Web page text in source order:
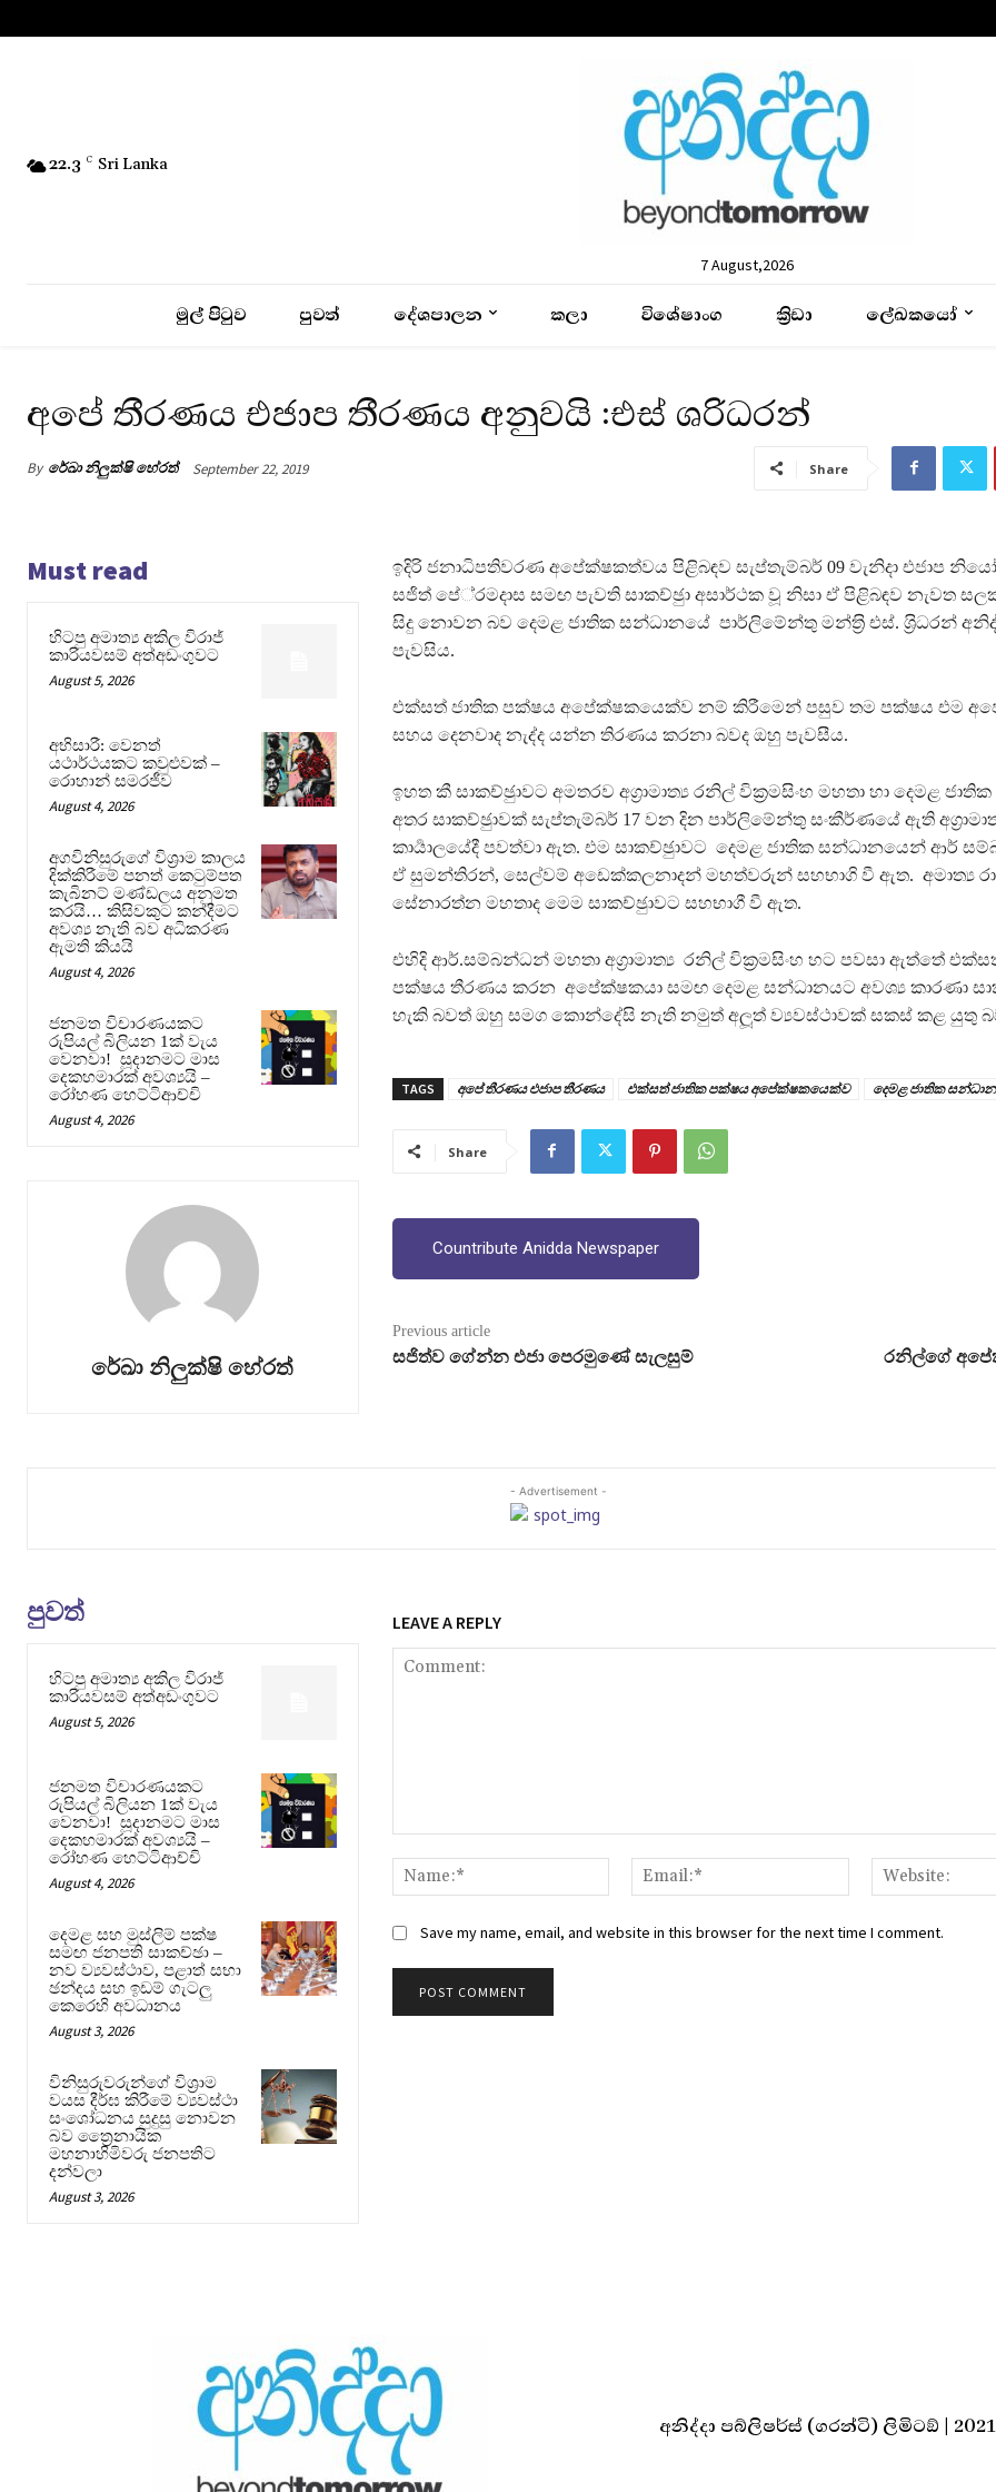
22.3 C Sri Lanka
7 August,2026
මුල් පිටුව පුවත් දේශපාලන කලා විශේෂාංග ක්‍රිඩා ලේඛකයෝ
අපේ තීරණය එජාප තීරණය අනුවයි :එස් ශ‍්‍රිධරන්
By රේඛා නිලුක්ෂි හේරත් September 22, 2019 Share
Must read
හිටපු අමාත්‍ය අකිල විරාජ්
කාරියවසම් අත්අඩංගුවට
August 5, 2026
අභිසාරී: වෙනත්
යථාර්ථයකට කවුළුවක් –
රොහාන් සමරජීව
August 4, 2026
අගවිනිසුරුගේ විශ්‍රාම කාලය
දික්කිරීමේ පනත් කෙටුම්පත
කැබිනට් මණ්ඩලය අනුමත
කරයි… කිසිවකුට කන්දීමට
අවශ්‍ය නැති බව අධිකරණ
ඇමති කියයි
August 4, 2026
ජනමත විචාරණයකට
රුපියල් බිලියන 1ක් වැය
වෙනවා! සූදානමට මාස
දෙකහමාරක් අවශ්‍යයි –
රෝහණ හෙට්ටිආච්චි
August 4, 2026
රේඛා නිලුක්ෂි හේරත්
ඉදිරි ජනාධිපතිවරණ අපේක්ෂකත්වය පිළිබඳව සැප්තැම්බර් 09 වැනිදා එජාප
සජිත් පේ‍්‍රමදාස සමඟ පැවති සාකච්ඡුා අසාර්ථක වූ නිසා ඒ පිළිබඳව නැවත
සිදු නොවන බව දෙමළ ජාතික සන්ධානයේ පාර්ලිමේන්තු මන්ත‍්‍රි එස්. ශ‍්‍රිධරන්
පැවසිය.
එක්සත් ජාතික පක්ෂය අපේක්ෂකයෙක්ව නම් කිරීමෙන් පසුව තම පක්ෂය එම
සහය දෙනවාද නැද්ද යන්න තිරණය කරනා බවද ඔහු පැවසීය.
ඉහත කී සාකච්ඡුාවට අමතරව අග‍්‍රාමාත්‍ය රනිල් වික‍්‍රමසිංහ මහතා හා දෙමළ
අතර සාකච්ඡුාවක් සැප්තැම්බර් 17 වන දින පාර්ලිමේන්තු සංකීර්ණයේ ඇති
කාර්‍යාලයේදී පවත්වා ඇත. එම සාකච්ඡුාවට දෙමළ ජාතික සන්ධානයෙන් ආර්
ඒ සුමන්තිරන්, සෙල්වම් අඩෙක්කලනාදන් මහත්වරුන් සහභාගි වී ඇත. අමාත්‍ය
සේනාරත්න මහතාද මෙම සාකච්ඡුාවට සහභාගී වී ඇත.
එහිදි ආර්.සම්බන්ධන් මහතා අග‍්‍රාමාත්‍ය රනිල් වික‍්‍රමසිංහ හට පවසා ඇත්තේ
පක්ෂය තීරණය කරන අපේක්ෂකයා සමඟ දෙමළ සන්ධානයට අවශ්‍ය කාරණා
හැකි බවත් ඔහු සමග කොන්දේසි නැති නමුත් අලූත් ව්‍යවස්ථාවක් සකස් කළ යුතු
TAGS අපේ තීරණය එජාප තීරණය එක්සත් ජාතික පක්ෂය අපේක්ෂකයෙක්ව දෙමළ ජාතික සන්ධාන
Share
Countribute Anidda Newspaper
Previous article
සජිත්ව ගේන්න එජා පෙරමුණේ සැලසුම් රනිල්ගේ
- Advertisement -
පුවත්
හිටපු අමාත්‍ය අකිල විරාජ්
කාරියවසම් අත්අඩංගුවට
August 5, 2026
ජනමත විචාරණයකට
රුපියල් බිලියන 1ක් වැය
වෙනවා! සූදානමට මාස
දෙකහමාරක් අවශ්‍යයි –
රෝහණ හෙට්ටිආච්චි
August 4, 2026
දෙමළ සහ මුස්ලිම් පක්ෂ
සමඟ ජනපති සාකච්ඡා –
නව ව්‍යවස්ථාව, පළාත් සභා
ඡන්දය සහ ඉඩම් ගැටලු
කෙරෙහි අවධානය
August 3, 2026
විනිසුරුවරුන්ගේ විශ්‍රාම
වයස දීර්ඝ කිරීමේ ව්‍යවස්ථා
සංශෝධනය සුදුසු නොවන
බව ත්‍රෛනායික
මහනාහිමිවරු ජනපතිට
දන්වලා
August 3, 2026
LEAVE A REPLY
Name:*
Email:*
Save my name, email, and website in this browser for the next time I comment.
අනිද්දා පබ්ලිෂර්ස් (ගරන්ටි) ලිමිටඞ් | 2021